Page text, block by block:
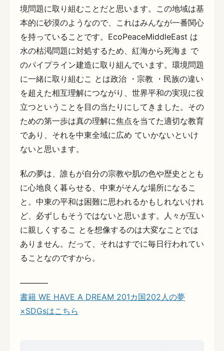
境問題に取り組むことだと思います。この地域は基
本的に砂漠のようなので、これはみんなが一番関心
を持っていることです。EcoPeaceMiddleEast は
水の枯渇問題に対処するため、紅海から死海ま で
のパイプライン建造に取り組んでいます。環境問題
に一緒に取り組むこ とは政治 ・宗教 ・民族の違い
を超えた相互理解につながり、世界平和の実現に役
立つということを目の当たりにしてきました。その
ための第一歩は真の理解に焦点を当てた適切な教育
であり、それを中東全域に広め ていかないといけ
ないと思います。
私の夢は、誰もが自分の宗教や肌の色や歴史ととも
に心地良く暮らせる、中東がそんな場所になるこ
と。中東の平和は困難に思われるかもしれないけれ
ど、必ずしもそうではないと思います。人々が互い
に親しくするこ とを想像するのは大変なことでは
ありません。だって、それはすでに毎日行われてい
ることなのですから。
———–
書籍 WE HAVE A DREAM 201カ国202人の夢
×SDGsはこちら